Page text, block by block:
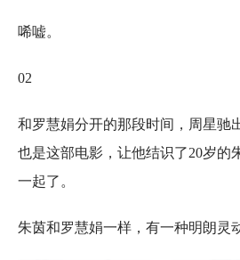
唏嘘。
02
和罗慧娟分开的那段时间，周星驰
也是这部电影，让他结识了20岁的
一起了。
朱茵和罗慧娟一样，有一种明朗灵